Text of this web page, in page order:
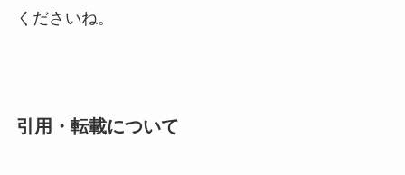
くださいね。
引用・転載について